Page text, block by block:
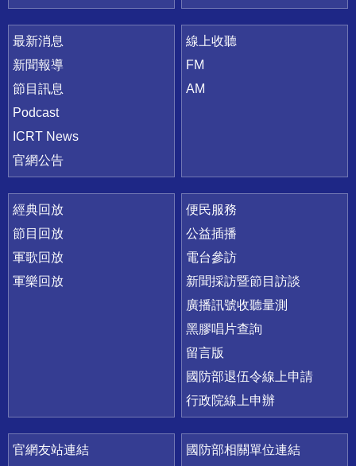
最新消息
新聞報導
節目訊息
Podcast
ICRT News
官網公告
線上收聽
FM
AM
經典回放
節目回放
軍歌回放
軍樂回放
便民服務
公益插播
電台參訪
新聞採訪暨節目訪談
廣播訊號收聽量測
黑膠唱片查詢
留言版
國防部退伍令線上申請
行政院線上申辦
官網友站連結
國防部相關單位連結